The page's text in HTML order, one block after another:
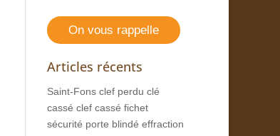
On vous rappelle
Articles récents
Saint-Fons clef perdu clé
cassé clef cassé fichet
sécurité porte blindé effraction